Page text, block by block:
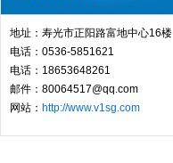
地址：寿光市正阳路富地中心16楼
电话：0536-5851621
电话：18653648261
邮件：80064517@qq.com
网站： http://www.v1sg.com